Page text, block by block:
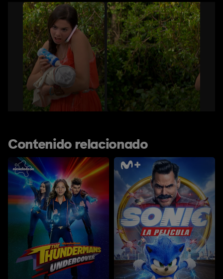
Contenido relacionado